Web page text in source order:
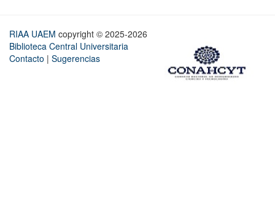
RIAA UAEM copyright © 2025-2026
Biblioteca Central Universitaria
Contacto | Sugerencias